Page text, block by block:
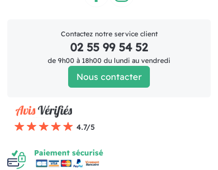
Contactez notre service client
02 55 99 54 52
de 9h00 à 18h00 du lundi au vendredi
Nous contacter
4.7/5
Paiement sécurisé